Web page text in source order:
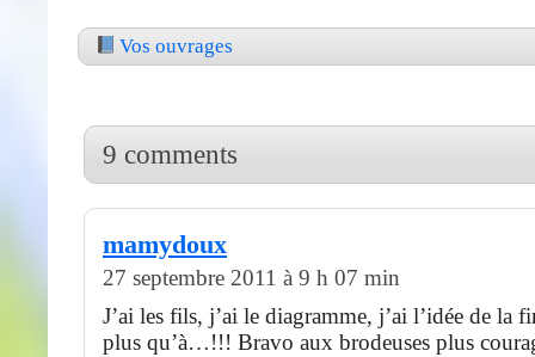
Vos ouvrages
9 comments
mamydoux
27 septembre 2011 à 9 h 07 min
J’ai les fils, j’ai le diagramme, j’ai l’idée de
plus qu’à…!!! Bravo aux brodeuses plus